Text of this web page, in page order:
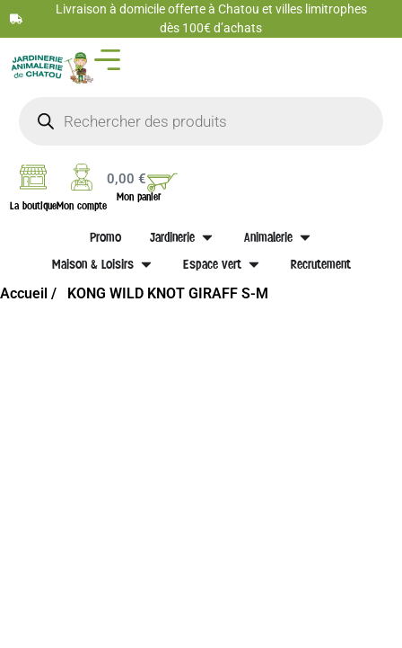
Livraison à domicile offerte à Chatou et villes limitrophes
dès 100€ d’achats
La boutiqueMon compte
0,00€
Mon panier
Promo Jardinerie
Animalerie
Maison & Loisirs
Espace vert Recrutement
Accueil / KONG WILD KNOT GIRAFF S-M